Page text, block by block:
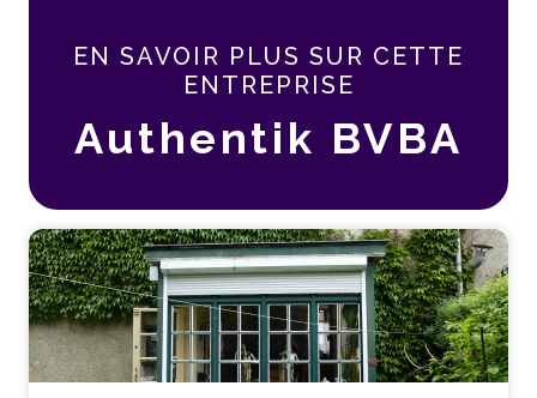
EN SAVOIR PLUS SUR CETTE
ENTREPRISE
Authentik BVBA